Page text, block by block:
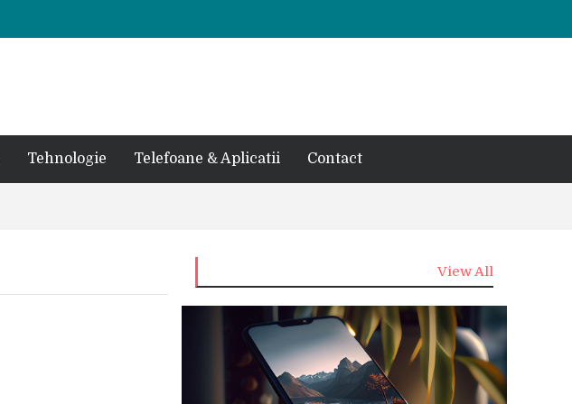
Tehnologie Telefoane & Aplicatii Contact
View All